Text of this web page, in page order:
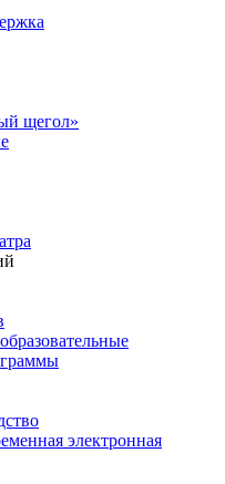
щегол»
электронная